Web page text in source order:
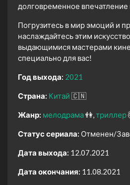
долговременное впечатление
Погрузитесь в мир эмоций и
наслаждайтесь этим
выдающимися мастерами
специально для вас!
Год выхода: 2021
Страна: Китай 🇨🇳
Жанр: мелодрама👫 триллер
Статус сериала: Отменен/
Дата выхода: 12.07.2021
Дата окончания: 11.08.2021